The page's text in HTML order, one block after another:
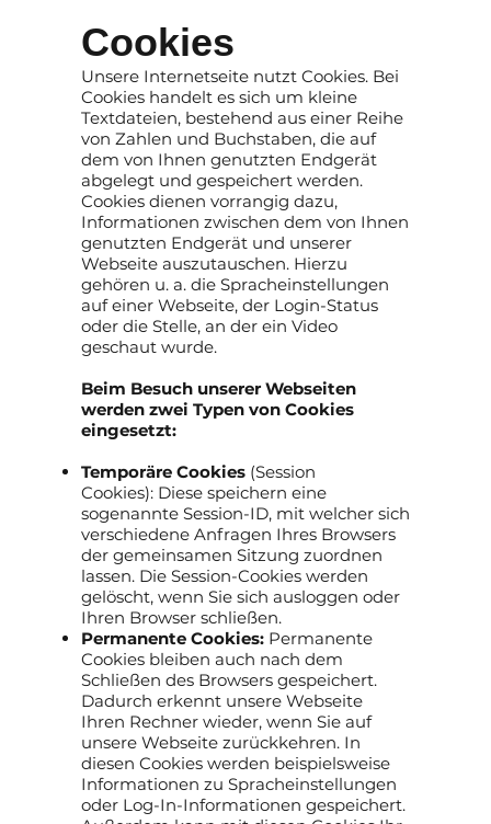
Cookies
Unsere Internetseite nutzt Cookies. Bei
Cookies handelt es sich um kleine
Textdateien, bestehend aus einer Reihe
von Zahlen und Buchstaben, die auf
dem von Ihnen genutzten Endgerät
abgelegt und gespeichert werden.
Cookies dienen vorrangig dazu,
Informationen zwischen dem von Ihnen
genutzten Endgerät und unserer
Webseite auszutauschen. Hierzu
gehören u. a. die Spracheinstellungen
auf einer Webseite, der Login-Status
oder die Stelle, an der ein Video
geschaut wurde.
Beim Besuch unserer Webseiten
werden zwei Typen von Cookies
eingesetzt:
Temporäre Cookies (Session
Cookies): Diese speichern eine
sogenannte Session-ID, mit welcher sich
verschiedene Anfragen Ihres Browsers
der gemeinsamen Sitzung zuordnen
lassen. Die Session-Cookies werden
gelöscht, wenn Sie sich ausloggen oder
Ihren Browser schließen.
Permanente Cookies: Permanente
Cookies bleiben auch nach dem
Schließen des Browsers gespeichert.
Dadurch erkennt unsere Webseite
Ihren Rechner wieder, wenn Sie auf
unsere Webseite zurückkehren. In
diesen Cookies werden beispielsweise
Informationen zu Spracheinstellungen
oder Log-In-Informationen gespeichert.